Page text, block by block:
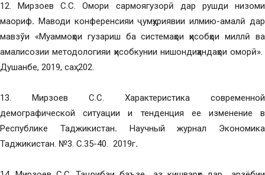
12. Мирзоев С.С. Омори сармоягузорӣ дар рушди низоми
маориф. Маводи конференсияи ҷумҳуриявии илмию-амалӣ дар
мавзўи «Муаммоҳои гузариш ба системаҳои ҳисобҳои миллӣ ва
амалисозии методологияи ҳисобкунии нишондиҳандаҳои оморӣ».
Душанбе, 2019, саҳ. 202.
13. Мирзоев С.С. Характеристика современной
демографической ситуации и тенденция ее изменение в
Республике Таджикистан. Научный журнал Экономика
Таджикистан. №3. С.35-40. 2019г.